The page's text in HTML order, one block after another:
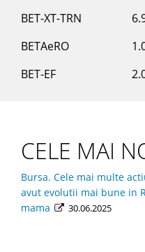
BET-XT-TRN
BETAeRO
BET-EF
CELE MAI
Bursa. Cele mai multe
avut evolutii mai bune in
mama
30.06.2025